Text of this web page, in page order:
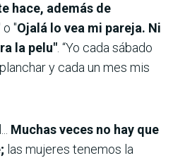
hace, además de
o "Ojalá lo vea mi pareja. Ni
la pelu". “Yo cada sábado
y cada un mes mis
Muchas veces no hay que
las mujeres tenemos la